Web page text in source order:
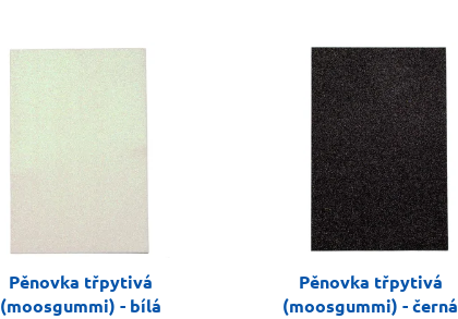
Pěnovka třpytivá
(moosgummi) - bílá
Pěnovka třpytivá
(moosgummi) - černá